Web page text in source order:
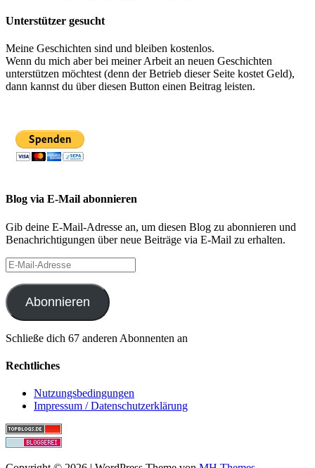
Unterstützer gesucht
Meine Geschichten sind und bleiben kostenlos.
Wenn du mich aber bei meiner Arbeit an neuen Geschichten
unterstützen möchtest (denn der Betrieb dieser Seite kostet Geld),
dann kannst du über diesen Button einen Beitrag leisten.
Blog via E-Mail abonnieren
Gib deine E-Mail-Adresse an, um diesen Blog zu abonnieren und
Benachrichtigungen über neue Beiträge via E-Mail zu erhalten.
E-
Mail-
Adresse
Abonnieren
Schließe dich 67 anderen Abonnenten an
Rechtliches
Nutzungsbedingungen
Impressum / Datenschutzerklärung